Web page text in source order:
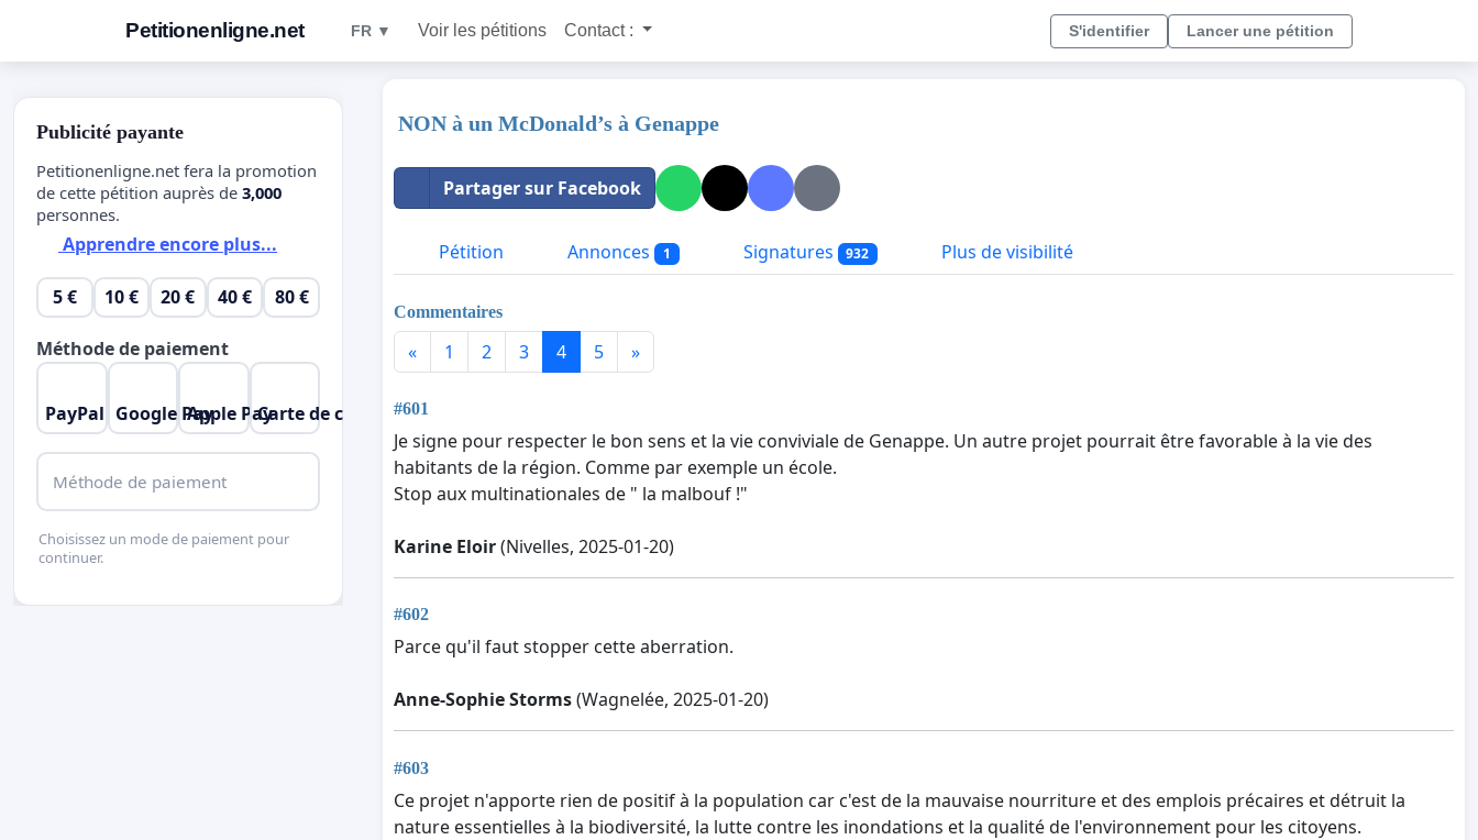
Petitionenligne.net FR ▼ Voir les pétitions Contact : S'identifier Lancer une pétition
NON à un McDonald’s à Genappe
Partager sur Facebook
Pétition Annonces 1 Signatures 932 Plus de visibilité
Commentaires
« 1 2 3 4 5 »
#601
Je signe pour respecter le bon sens et la vie conviviale de Genappe. Un autre projet pourrait être favorable à la vie des
habitants de la région. Comme par exemple un école.
Stop aux multinationales de " la malbouf !"
Karine Eloir(Nivelles, 2025-01-20)
#602
Parce qu'il faut stopper cette aberration.
Anne-Sophie Storms(Wagnelée, 2025-01-20)
#603
Ce projet n'apporte rien de positif à la population car c'est de la mauvaise nourriture et des emplois précaires et détruit la
nature essentielles à la biodiversité, la lutte contre les inondations et la qualité de l'environnement pour les citoyens.
Publicité payante
Petitionenligne.net fera la promotion
de cette pétition auprès de 3,000
personnes.
Apprendre encore plus...
5 € 10 € 20 € 40 € 80 €
Méthode de paiement
PayPal Google PayApple PayCarte de crédit
Méthode de paiement
Choisissez un mode de paiement pour
continuer.